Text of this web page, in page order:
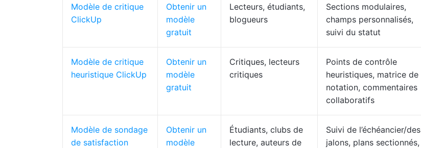
Modèle de critique
ClickUp
Obtenir un
modèle
gratuit
Lecteurs, étudiants,
blogueurs
Sections modulaires,
champs personnalisés,
suivi du statut
Modèle de critique
heuristique ClickUp
Obtenir un
modèle
gratuit
Critiques, lecteurs
critiques
Points de contrôle
heuristiques, matrice de
notation, commentaires
collaboratifs
Modèle de sondage
de satisfaction
Obtenir un
modèle
Étudiants, clubs de
lecture, auteurs de
Suivi de l’échéancier/des
jalons, plans sectionnés,